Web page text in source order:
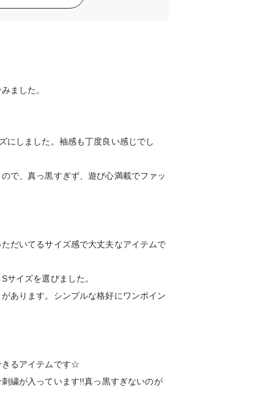
ました。
にしました。袖感も丁度良い感じでし
で、真っ黒すぎず、遊び心満載でファッ
だいてるサイズ感で大丈夫なアイテムで
サイズを選びました。
あります。シンプルな格好にワンポイン
きるアイテムです☆
繍が入っています!!真っ黒すぎないのが